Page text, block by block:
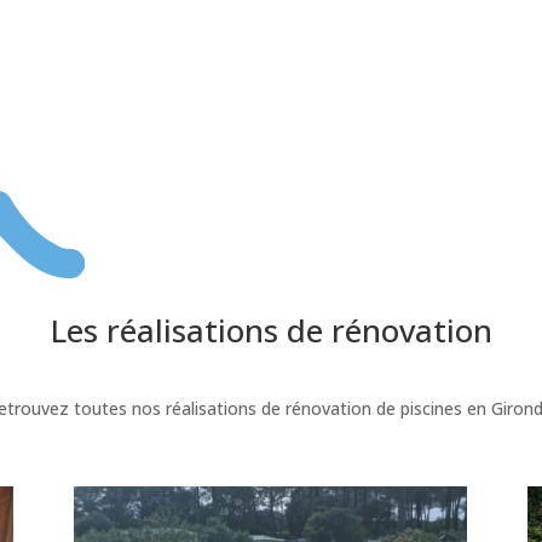
Les réalisations de rénovation
toutes nos réalisations de rénovation de piscines en